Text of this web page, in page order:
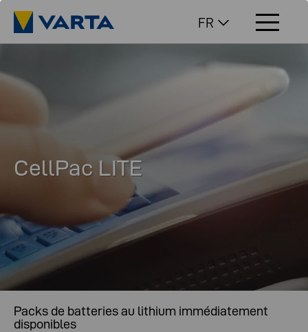
FR
CellPac LITE
Packs de batteries au lithium immédiatement
disponibles